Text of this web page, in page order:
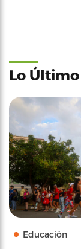
Lo Último
Educación